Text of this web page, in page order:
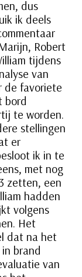
dus
ik deels
Robert
tijdens
van
de favoriete
bord
te worden.
stellingen
er
ik in te
met nog
zetten, een
hadden
volgens
Het
dat na het
brand
van